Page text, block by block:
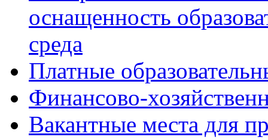
оснащенность
среда
Платные
Финансово-
Вакантные места для